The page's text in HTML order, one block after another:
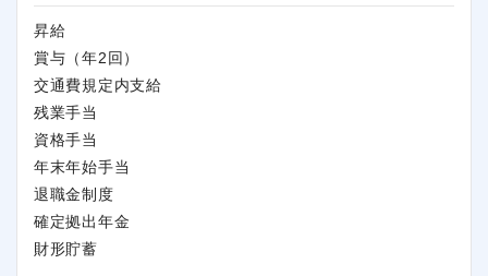
昇給
賞与（年2回）
交通費規定内支給
残業手当
資格手当
年末年始手当
退職金制度
確定拠出年金
財形貯蓄